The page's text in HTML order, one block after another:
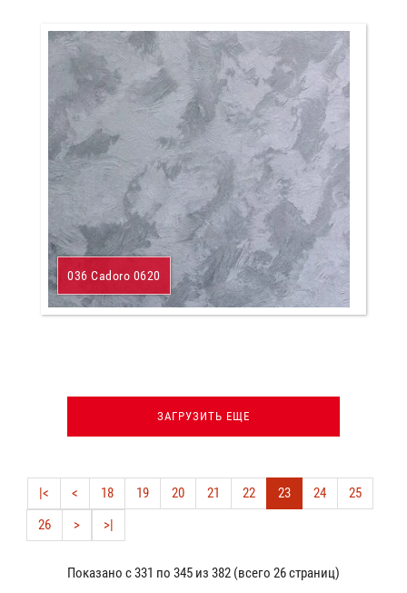
036 Cadoro 0620
ЗАГРУЗИТЬ ЕЩЕ
|< < 18 19 20 21 22 23 24
25
26
> >|
Показано с 331 по 345 из 382 (всего 26 страниц)